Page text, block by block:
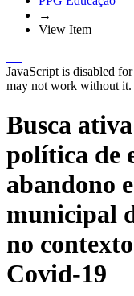
→
View Item
JavaScript is disabled
may not work without it.
Busca
política de
abandono
municipal
no
Covid-19